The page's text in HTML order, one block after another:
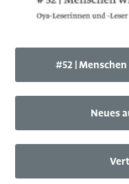
#52 |
Neues